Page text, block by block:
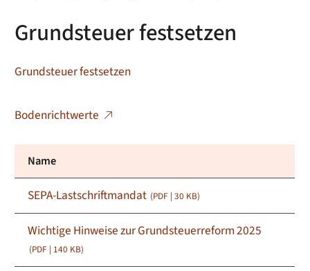
Grundsteuer festsetzen
Grundsteuer festsetzen
Bodenrichtwerte
Name
SEPA-Lastschriftmandat (PDF | 30 KB)
Wichtige Hinweise zur Grundsteuerreform 2025
(PDF | 140 KB)